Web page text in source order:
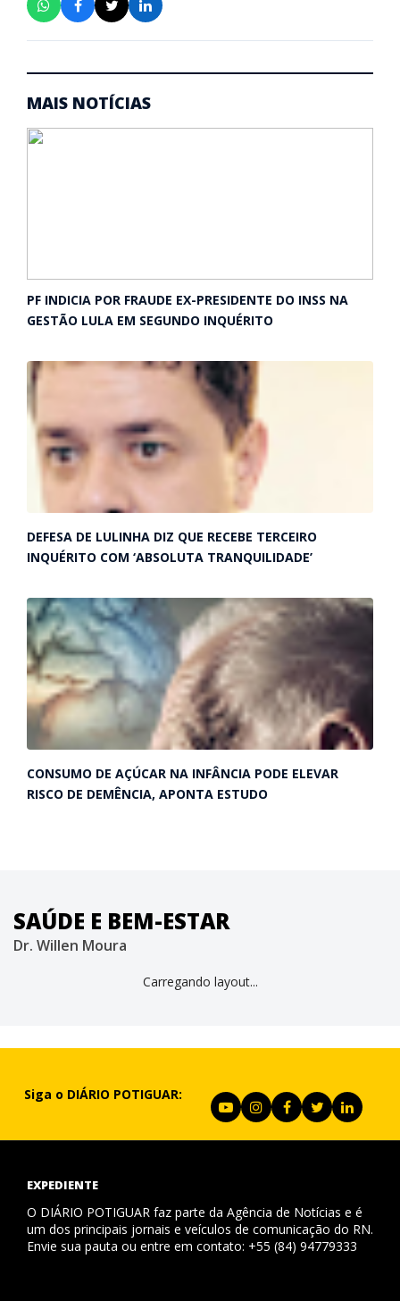
MAIS NOTÍCIAS
PF INDICIA POR FRAUDE EX-PRESIDENTE DO INSS NA
GESTÃO LULA EM SEGUNDO INQUÉRITO
DEFESA DE LULINHA DIZ QUE RECEBE TERCEIRO
INQUÉRITO COM ‘ABSOLUTA TRANQUILIDADE’
CONSUMO DE AÇÚCAR NA INFÂNCIA PODE ELEVAR
RISCO DE DEMÊNCIA, APONTA ESTUDO
SAÚDE E BEM-ESTAR
Dr. Willen Moura
Carregando layout...
Siga o DIÁRIO POTIGUAR:
EXPEDIENTE
O DIÁRIO POTIGUAR faz parte da Agência de Notícias e é
um dos principais jornais e veículos de comunicação do RN.
Envie sua pauta ou entre em contato: +55 (84) 94779333